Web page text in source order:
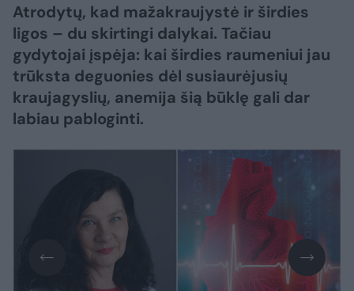
Atrodytų, kad mažakraujystė ir širdies
ligos – du skirtingi dalykai. Tačiau
gydytojai įspėja: kai širdies raumeniui jau
trūksta deguonies dėl susiaurėjusių
kraujagyslių, anemija šią būklę gali dar
labiau pabloginti.